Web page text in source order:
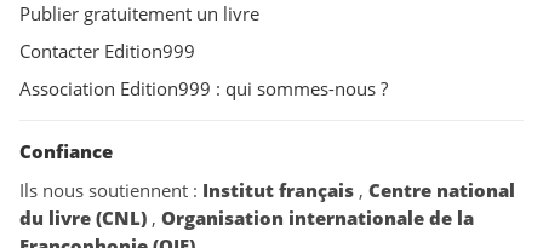
Publier gratuitement un livre
Contacter Edition999
Association Edition999 : qui sommes-nous ?
Confiance
Ils nous soutiennent : Institut français , Centre national
du livre (CNL) , Organisation internationale de la